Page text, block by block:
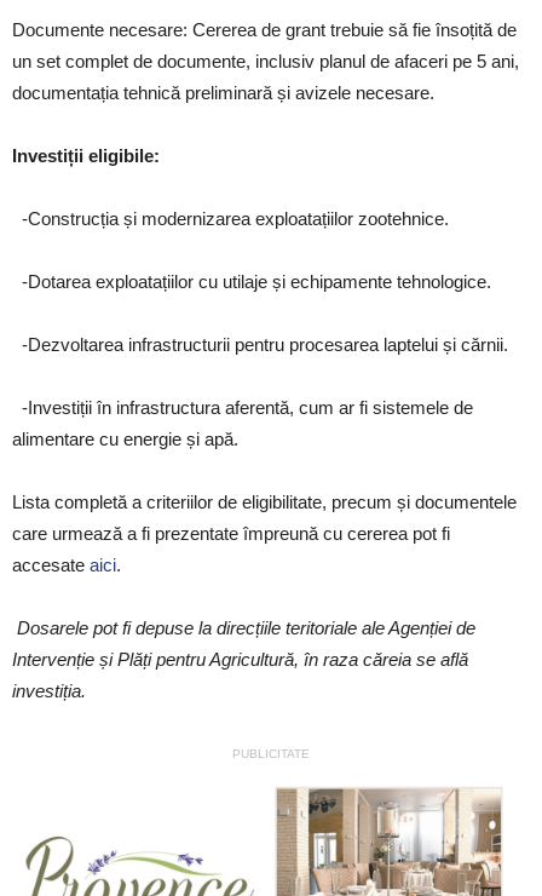
Documente necesare: Cererea de grant trebuie să fie însoțită de
un set complet de documente, inclusiv planul de afaceri pe 5 ani,
documentația tehnică preliminară și avizele necesare.
Investiții eligibile:
-Construcția și modernizarea exploatațiilor zootehnice.
-Dotarea exploatațiilor cu utilaje și echipamente tehnologice.
-Dezvoltarea infrastructurii pentru procesarea laptelui și cărnii.
-Investiții în infrastructura aferentă, cum ar fi sistemele de
alimentare cu energie și apă.
Lista completă a criteriilor de eligibilitate, precum și documentele
care urmează a fi prezentate împreună cu cererea pot fi
accesate aici.
Dosarele pot fi depuse la direcțiile teritoriale ale Agenției de
Intervenție și Plăți pentru Agricultură, în raza căreia se află
investiția.
PUBLICITATE